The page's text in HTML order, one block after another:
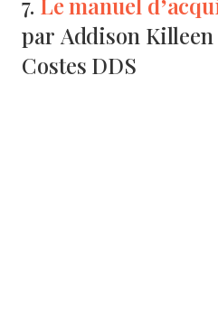
7.
par Addison
Costes DDS